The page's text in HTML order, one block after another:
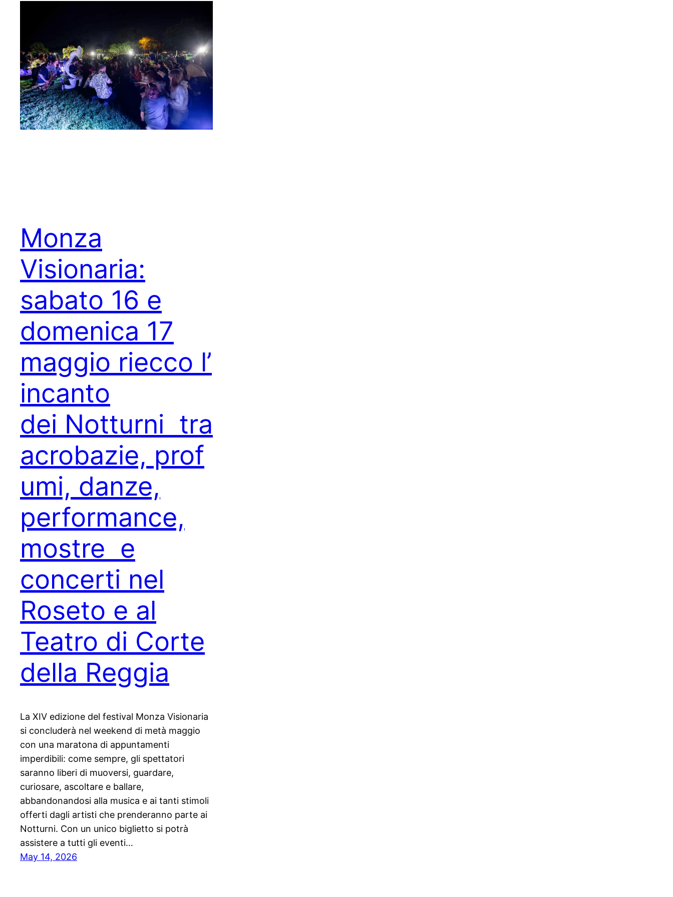
Monza
Visionaria:
sabato 16 e
domenica 17
maggio riecco l’
incanto
dei Notturni tra
acrobazie, prof
umi, danze,
performance,
mostre e
concerti nel
Roseto e al
Teatro di Corte
della Reggia
La XIV edizione del festival Monza Visionaria
si concluderà nel weekend di metà maggio
con una maratona di appuntamenti
imperdibili: come sempre, gli spettatori
saranno liberi di muoversi, guardare,
curiosare, ascoltare e ballare,
abbandonandosi alla musica e ai tanti stimoli
offerti dagli artisti che prenderanno parte ai
Notturni. Con un unico biglietto si potrà
assistere a tutti gli eventi…
May 14, 2026